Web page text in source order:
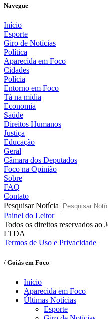
Navegue
Início
Esporte
Giro de Notícias
Política
Aparecida em Foco
Cidades
Polícia
Entorno em Foco
Tá na mídia
Economia
Saúde
Direitos Humanos
Justiça
Educação
Geral
Câmara dos Deputados
Foco na Opinião
Sobre
FAQ
Contato
Pesquisar Notícia
Painel do Leitor
Todos os direitos reservados ao
LTDA
Termos de Uso e Privacidade
/ Goiás em Foco
Início
Aparecida em Foco
Últimas Notícias
Esporte